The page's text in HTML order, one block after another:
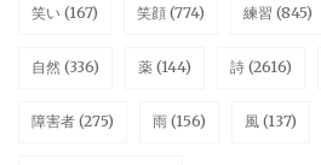
笑い (167) 笑顔 (774) 練習 (845)
自然 (336) 薬 (144) 詩 (2616)
障害者 (275) 雨 (156) 風 (137)